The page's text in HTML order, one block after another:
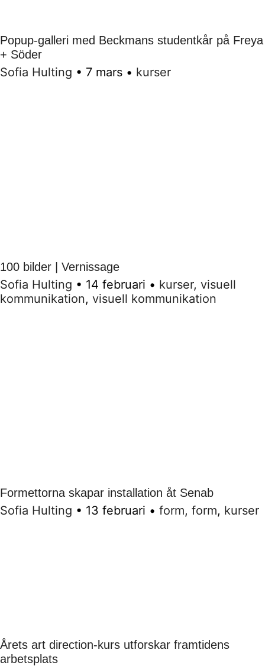
Popup-galleri med Beckmans studentkår på Freya
+ Söder
Sofia Hulting • 7 mars • kurser
100 bilder | Vernissage
Sofia Hulting • 14 februari • kurser, visuell
kommunikation, visuell kommunikation
Formettorna skapar installation åt Senab
Sofia Hulting • 13 februari • form, form, kurser
Årets art direction-kurs utforskar framtidens
arbetsplats